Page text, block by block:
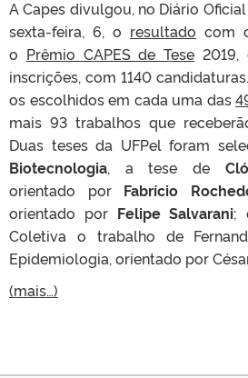
A Capes divulgou, no Diário
sexta-feira, 6, o resultado com
o Prêmio CAPES de Tese
inscrições, com 1140
os escolhidos em cada uma das
mais 93 trabalhos que
Duas teses da UFPel foram
Biotecnologia, a tese de
orientado por Fabrício
orientado por Felipe Salvarani;
Coletiva o trabalho de
Epidemiologia, orientado por
(mais…)